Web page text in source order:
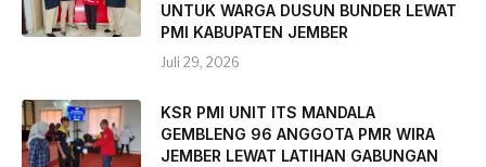
UNTUK WARGA DUSUN BUNDER LEWAT
PMI KABUPATEN JEMBER
Juli 29, 2026
KSR PMI UNIT ITS MANDALA
GEMBLENG 96 ANGGOTA PMR WIRA
JEMBER LEWAT LATIHAN GABUNGAN